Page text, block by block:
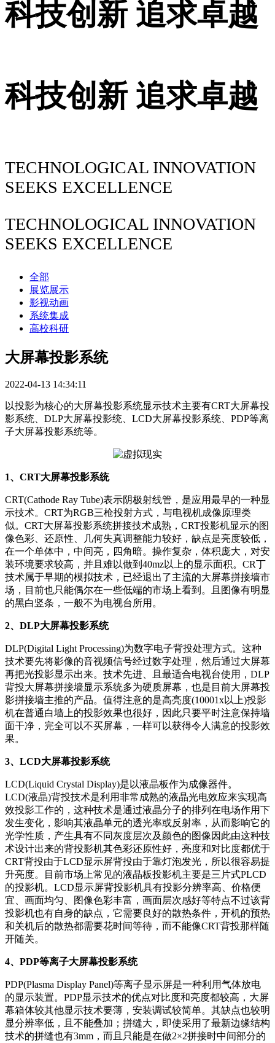
科技创新 追求卓越
科技创新 追求卓越
TECHNOLOGICAL INNOVATION
SEEKS EXCELLENCE
TECHNOLOGICAL INNOVATION
SEEKS EXCELLENCE
全部
展览展示
影视动画
系统集成
高校科研
大屏幕投影系统
2022-04-13 14:34:11
以投影为核心的大屏幕投影系统显示技术主要有CRT大屏幕投
影系统、DLP大屏幕投影统、LCD大屏幕投影系统、PDP等离
子大屏幕投影系统等。
1、CRT大屏幕投影系统
CRT(Cathode Ray Tube)表示阴极射线管，是应用最早的一种显
示技术。CRT为RGB三枪投射方式，与电视机成像原理类
似。CRT大屏幕投影系统拼接技术成熟，CRT投影机显示的图
像色彩、还原性、几何失真调整能力较好，缺点是亮度较低，
在一个单体中，中间亮，四角暗。操作复杂，体积庞大，对安
装环境要求较高，并且难以做到40mz以上的显示面积。CR丁
技术属于早期的模拟技术，已经退出了主流的大屏幕拼接墙市
场，目前也只能偶尔在一些低端的市场上看到。且图像有明显
的黑白竖条，一般不为电视台所用。
2、DLP大屏幕投影系统
DLP(Digital Light Processing)为数字电子背投处理方式。这种
技术要先将影像的音视频信号经过数字处理，然后通过大屏幕
再把光投影显示出来。技术先进、且最适合电视台使用，DLP
背投大屏幕拼接墙显示系统多为硬质屏幕，也是目前大屏幕投
影拼接墙主推的产品。值得注意的是高亮度(10001x以上)投影
机在普通白墙上的投影效果也很好，因此只要平时注意保持墙
面干净，完全可以不买屏幕，一样可以获得令人满意的投影效
果。
3、LCD大屏幕投影系统
LCD(Liquid Crystal Display)是以液晶板作为成像器件。
LCD(液晶)背投技术是利用非常成熟的液晶光电效应来实现高
效投影工作的，这种技术是通过液晶分子的排列在电场作用下
发生变化，影响其液晶单元的透光率或反射率，从而影响它的
光学性质，产生具有不同灰度层次及颜色的图像因此由这种技
术设计出来的背投影机其色彩还原性好，亮度和对比度都优于
CRT背投由于LCD显示屏背投由于靠灯泡发光，所以很容易提
升亮度。目前市场上常见的液晶板投影机主要是三片式PLCD
的投影机。LCD显示屏背投影机具有投影分辨率高、价格便
宜、画面均匀、图像色彩丰富，画面层次感好等特点不过该背
投影机也有自身的缺点，它需要良好的散热条件，开机的预热
和关机后的散热都需要花时间等待，而不能像CRT背投那样随
开随关。
4、PDP等离子大屏幕投影系统
PDP(Plasma Display Panel)等离子显示屏是一种利用气体放电
的显示装置。PDP显示技术的优点对比度和亮度都较高，大屏
幕箱体较其他显示技术要薄，安装调试较简单。其缺点也较明
显分辨率低，且不能叠加；拼缝大，即使采用了最新边缘结构
技术的拼缝也有3mm，而且只能是在做2×2拼接时中间部分的